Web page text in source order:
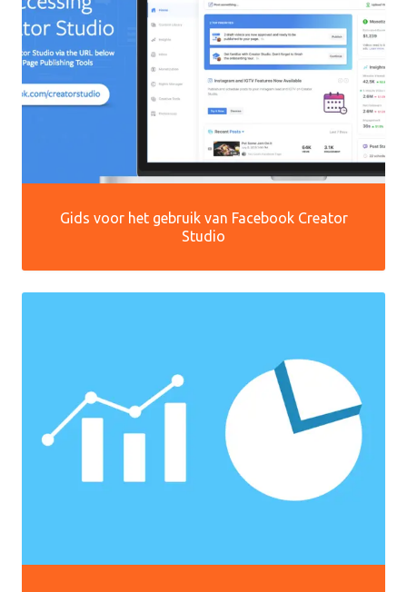
Gids voor het gebruik van Facebook Creator
Studio